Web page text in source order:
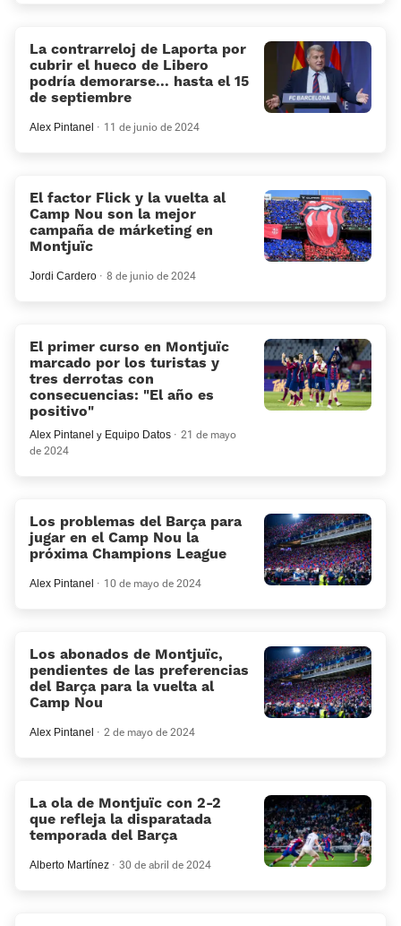
La contrarreloj de Laporta por
cubrir el hueco de Libero
podría demorarse... hasta el 15
de septiembre
Alex Pintanel 11 de junio de 2024
El factor Flick y la vuelta al
Camp Nou son la mejor
campaña de márketing en
Montjuïc
Jordi Cardero 8 de junio de 2024
El primer curso en Montjuïc
marcado por los turistas y
tres derrotas con
consecuencias: "El año es
positivo"
Alex Pintanel y Equipo Datos
21 de mayo
de 2024
Los problemas del Barça para
jugar en el Camp Nou la
próxima Champions League
Alex Pintanel 10 de mayo de 2024
Los abonados de Montjuïc,
pendientes de las preferencias
del Barça para la vuelta al
Camp Nou
Alex Pintanel 2 de mayo de 2024
La ola de Montjuïc con 2-2
que refleja la disparatada
temporada del Barça
Alberto Martínez 30 de abril de 2024